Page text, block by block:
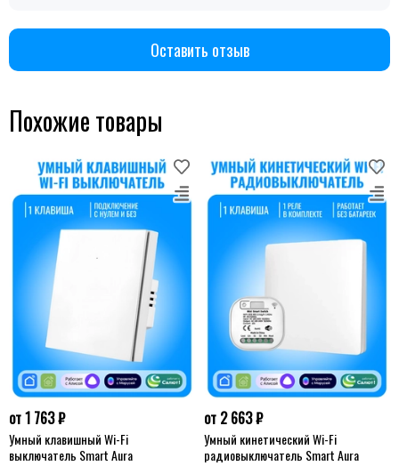
Оставить отзыв
Похожие товары
от 1 763 ₽
Умный клавишный Wi-Fi
выключатель Smart Aura
от 2 663 ₽
Умный кинетический Wi-Fi
радиовыключатель Smart Aura